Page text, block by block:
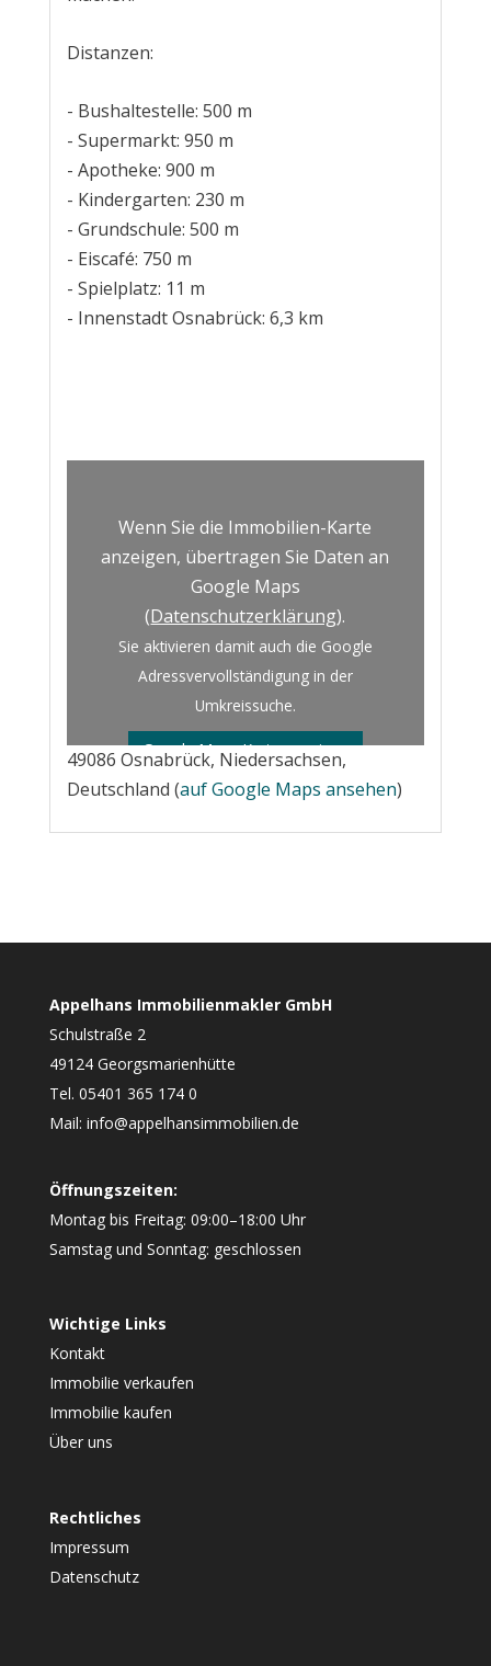
Distanzen:
- Bushaltestelle: 500 m
- Supermarkt: 950 m
- Apotheke: 900 m
- Kindergarten: 230 m
- Grundschule: 500 m
- Eiscafé: 750 m
- Spielplatz: 11 m
- Innenstadt Osnabrück: 6,3 km
Wenn Sie die Immobilien-Karte
anzeigen, übertragen Sie Daten an
Google Maps
(Datenschutzerklärung).
Sie aktivieren damit auch die Google
Adressvervollständigung in der
Umkreissuche.
Google Maps Karte anzeigen
49086 Osnabrück, Niedersachsen,
Deutschland (auf Google Maps ansehen)
Appelhans Immobilienmakler GmbH
Schulstraße 2
49124 Georgsmarienhütte
Tel. 05401 365 174 0
Mail: info@appelhansimmobilien.de
Öffnungszeiten:
Montag bis Freitag: 09:00–18:00 Uhr
Samstag und Sonntag: geschlossen
Wichtige Links
Kontakt
Immobilie verkaufen
Immobilie kaufen
Über uns
Rechtliches
Impressum
Datenschutz